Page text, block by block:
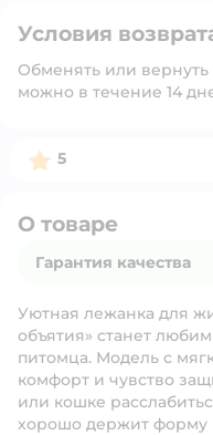
Условия
Обменять или вернуть
можно в течение 14
Рейтинг:
5
О товаре
Гарантия качества
Уютная лежанка для
объятия» станет
питомца. Модель с
комфорт и чувство
или кошке
хорошо держит форму